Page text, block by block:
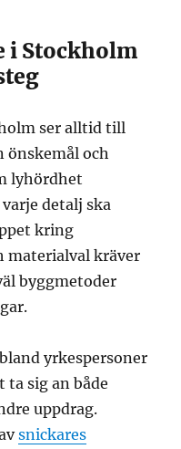
i Stockholm
ser alltid till
önskemål och
lyhördhet
detalj ska
kring
materialval kräver
byggmetoder
yrkespersoner
sig an både
uppdrag.
snickares